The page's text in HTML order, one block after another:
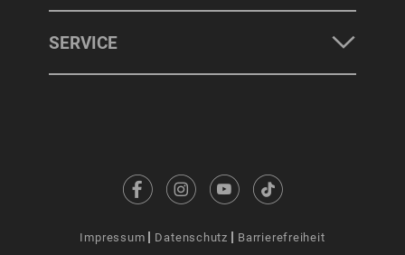
SERVICE
Impressum Datenschutz Barrierefreiheit